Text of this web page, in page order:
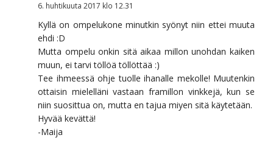
6. huhtikuuta 2017 klo 12.31
Kyllä on ompelukone minutkin syönyt niin ettei muuta
ehdi :D
Mutta ompelu onkin sitä aikaa millon unohdan kaiken
muun, ei tarvi töllöä töllöttää :)
Tee ihmeessä ohje tuolle ihanalle mekolle! Muutenkin
ottaisin mielelläni vastaan framillon vinkkejä, kun se
niin suosittua on, mutta en tajua miyen sitä käytetään.
Hyvää kevättä!
-Maija